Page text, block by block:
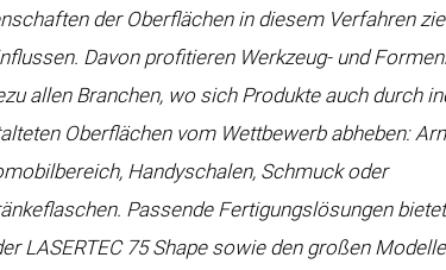
der Oberflächen in diesem Verfahren
Davon profitieren Werkzeug- und
allen Branchen, wo sich Produkte auch durch
Oberflächen vom Wettbewerb abheben:
Handyschalen, Schmuck oder
Passende Fertigungslösungen
LASERTEC 75 Shape sowie den großen